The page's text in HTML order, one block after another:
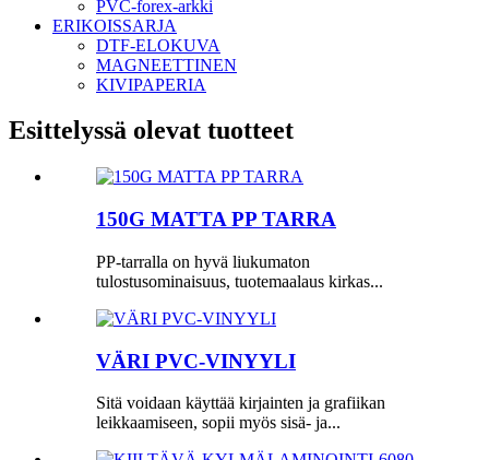
PVC-forex-arkki
ERIKOISSARJA
DTF-ELOKUVA
MAGNEETTINEN
KIVIPAPERIA
Esittelyssä olevat tuotteet
150G MATTA PP TARRA
PP-tarralla on hyvä liukumaton
tulostusominaisuus, tuotemaalaus kirkas...
VÄRI PVC-VINYYLI
Sitä voidaan käyttää kirjainten ja grafiikan
leikkaamiseen, sopii myös sisä- ja...